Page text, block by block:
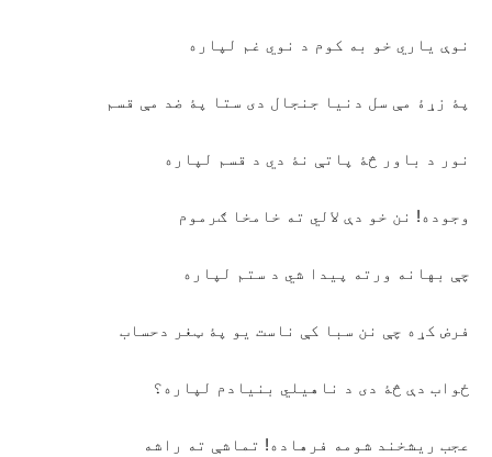
نوې یاري خو به کوم د نوي غم لپاره
پۀ زړۀ مې سل دنیا جنجال دی ستا پۀ ضد مې قسم
نور د باور څۀ پاتې نۀ دي د قسم لپاره
وجوده! نن خو دې لالي ته خامخا ګرموم
چې بهانه ورته پیدا شي د ستم لپاره
فرض کړه چې نن سبا کې ناست یو پۀ ټغر دحساب
ځواب دې څۀ دی د ناهیلي بنیادم لپاره؟
عجب ریشخند شومه فرهاده! تماشې ته راشه